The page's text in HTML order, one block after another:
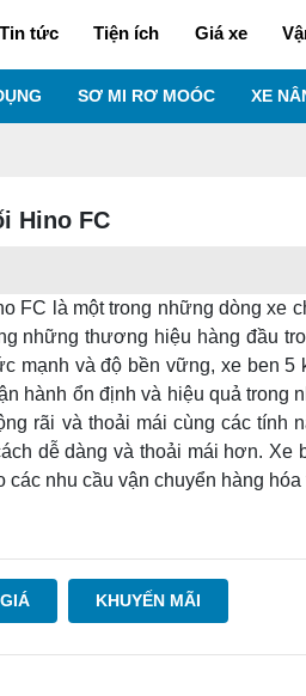
Tin tức Tiện ích Giá xe
SƠ MI RƠ MOÓC XE
Hino FC
FC là một trong những dòng xe
những thương hiệu hàng đầu
mạnh và độ bền vững, xe ben 5
hành ổn định và hiệu quả trong
rãi và thoải mái cùng các tính
dễ dàng và thoải mái hơn.
nhu cầu vận chuyển hàng
KHUYẾN MÃI